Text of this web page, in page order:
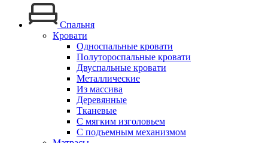
Спальня
Кровати
Односпальные кровати
Полутороспальные кровати
Двуспальные кровати
Металлические
Из массива
Деревянные
Тканевые
С мягким изголовьем
С подъемным механизмом